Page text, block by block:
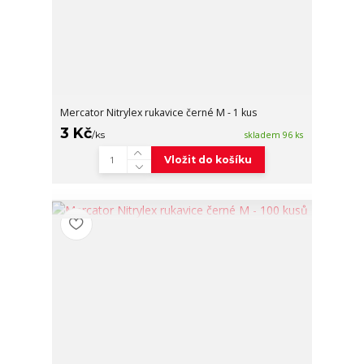
Mercator Nitrylex rukavice černé M - 1 kus
3 Kč/ks skladem 96 ks
Vložit do košíku